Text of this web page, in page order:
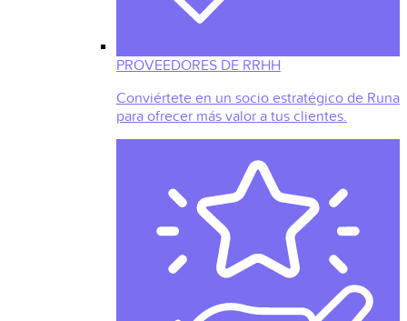
PROVEEDORES DE RRHH
Conviértete en un socio estratégico de Runa
para ofrecer más valor a tus clientes.